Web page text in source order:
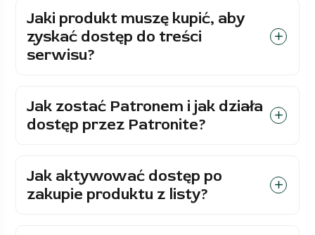
Jaki produkt muszę kupić, aby
zyskać dostęp do treści
serwisu?
Jak zostać Patronem i jak działa
dostęp przez Patronite?
Jak aktywować dostęp po
zakupie produktu z listy?